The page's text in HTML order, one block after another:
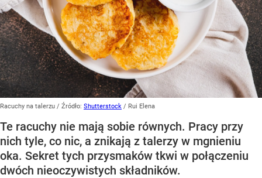
Racuchy na talerzu / Źródło: Shutterstock / Rui Elena
Te racuchy nie mają sobie równych. Pracy przy
nich tyle, co nic, a znikają z talerzy w mgnieniu
oka. Sekret tych przysmaków tkwi w połączeniu
dwóch nieoczywistych składników.